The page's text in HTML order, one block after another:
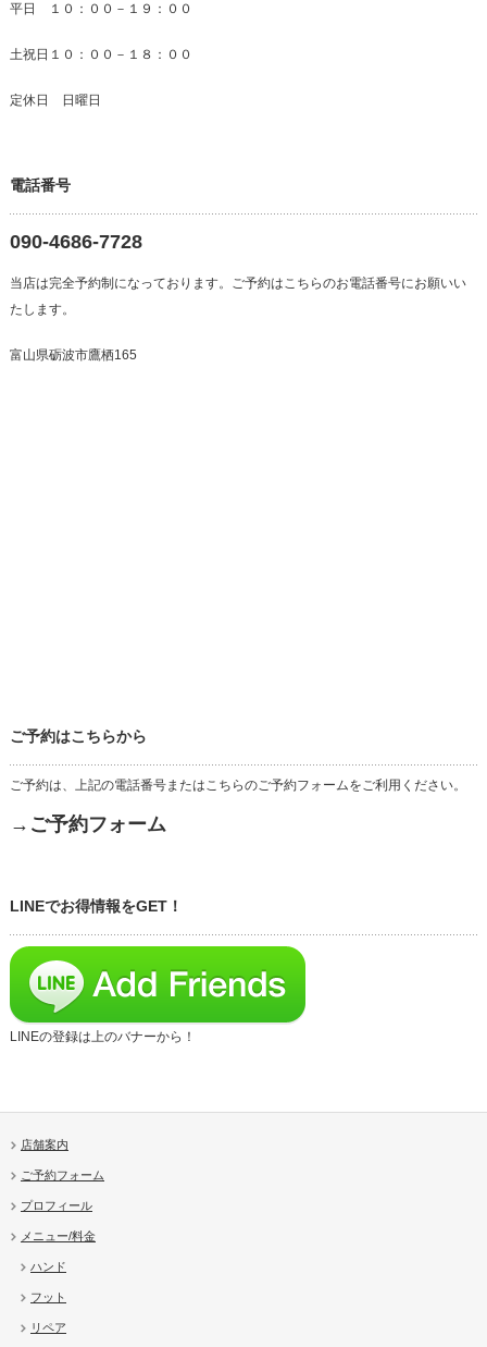
平日 １０：００－１９：００
土祝日１０：００－１８：００
定休日 日曜日
電話番号
090-4686-7728
当店は完全予約制になっております。ご予約はこちらのお電話番号にお願いい
たします。
富山県砺波市鷹栖165
ご予約はこちらから
ご予約は、上記の電話番号またはこちらのご予約フォームをご利用ください。
→ご予約フォーム
LINEでお得情報をGET！
LINEの登録は上のバナーから！
店舗案内
ご予約フォーム
プロフィール
メニュー/料金
ハンド
フット
リペア